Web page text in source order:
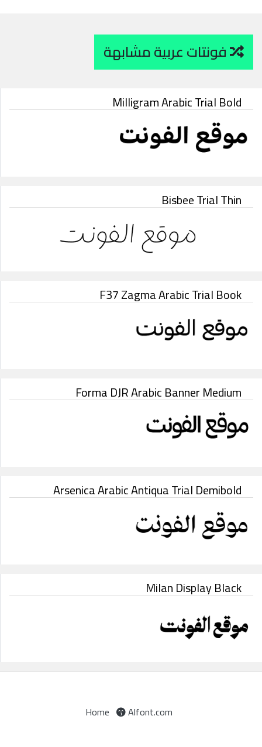
Milligram Arabic Trial Bold
Bisbee Trial Thin
F37 Zagma Arabic Trial Book
Forma DJR Arabic Banner Medium
Arsenica Arabic Antiqua Trial Demibold
Milan Display Black
Home Alfont.com